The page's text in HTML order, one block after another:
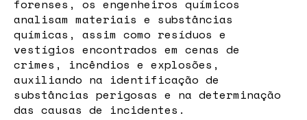
forenses, os engenheiros químicos
analisam materiais e substâncias
químicas, assim como resíduos e
vestígios encontrados em cenas de
crimes, incêndios e explosões,
auxiliando na identificação de
substâncias perigosas e na determinação
das causas de incidentes.